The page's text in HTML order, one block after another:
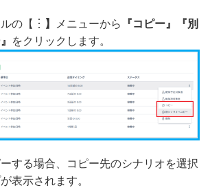
の【︙ 】 メニューから 『コピー』『別
をクリックします。
する場合、コピー先のシナリオを選択
表示されます。